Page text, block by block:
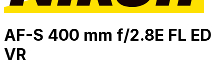
AF-S 400 mm f/2.8E FL ED
VR